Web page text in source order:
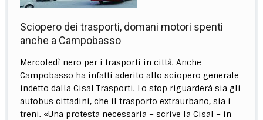
Sciopero dei trasporti, domani motori spenti
anche a Campobasso
Mercoledì nero per i trasporti in città. Anche
Campobasso ha infatti aderito allo sciopero generale
indetto dalla Cisal Trasporti. Lo stop riguarderà sia gli
autobus cittadini, che il trasporto extraurbano, sia i
treni. «Una protesta necessaria – scrive la Cisal – in